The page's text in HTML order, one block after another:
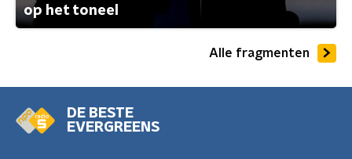
op het toneel
Alle fragmenten
DE BESTE
EVERGREENS